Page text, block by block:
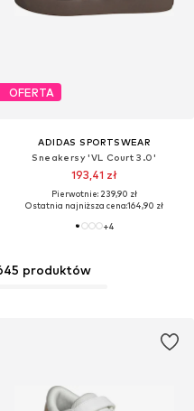
OFERTA
ADIDAS SPORTSWEAR
Sneakersy 'VL Court 3.0'
193,41 zł
Pierwotnie: 239,90 zł
Ostatnia najniższa cena:164,90 zł
+4
produktów